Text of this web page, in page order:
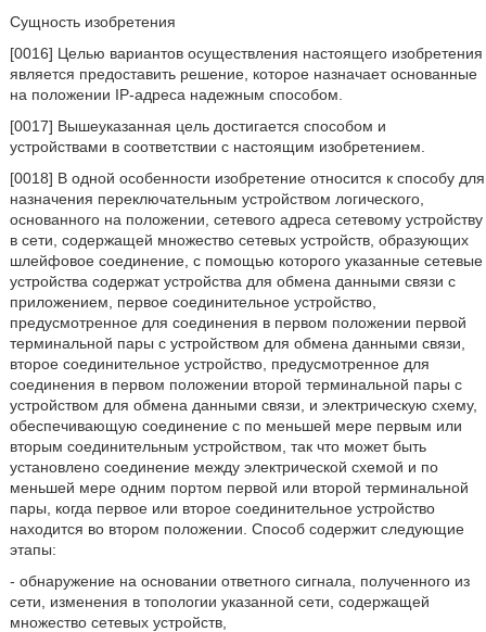
Сущность изобретения
[0016] Целью вариантов осуществления настоящего изобретения
является предоставить решение, которое назначает основанные
на положении IP-адреса надежным способом.
[0017] Вышеуказанная цель достигается способом и
устройствами в соответствии с настоящим изобретением.
[0018] В одной особенности изобретение относится к способу для
назначения переключательным устройством логического,
основанного на положении, сетевого адреса сетевому устройству
в сети, содержащей множество сетевых устройств, образующих
шлейфовое соединение, с помощью которого указанные сетевые
устройства содержат устройства для обмена данными связи с
приложением, первое соединительное устройство,
предусмотренное для соединения в первом положении первой
терминальной пары с устройством для обмена данными связи,
второе соединительное устройство, предусмотренное для
соединения в первом положении второй терминальной пары с
устройством для обмена данными связи, и электрическую схему,
обеспечивающую соединение с по меньшей мере первым или
вторым соединительным устройством, так что может быть
установлено соединение между электрической схемой и по
меньшей мере одним портом первой или второй терминальной
пары, когда первое или второе соединительное устройство
находится во втором положении. Способ содержит следующие
этапы:
- обнаружение на основании ответного сигнала, полученного из
сети, изменения в топологии указанной сети, содержащей
множество сетевых устройств,